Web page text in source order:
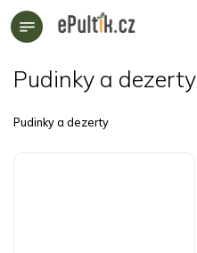
Přejít
na
Pudinky a dezerty
Pudinky a dezerty